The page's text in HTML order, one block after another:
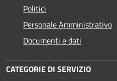
Politici
Personale Amministrativo
Documenti e dati
CATEGORIE DI SERVIZIO